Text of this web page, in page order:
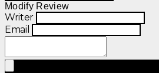
Modify Review
Writer
Email